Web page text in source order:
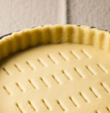
PERFECTA
LA
GUÍA
DEFINITIVA